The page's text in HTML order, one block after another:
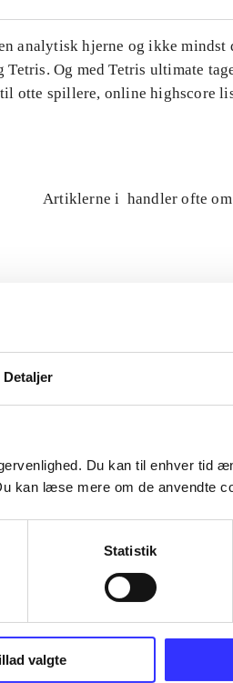
Detaljer
Du kan til enhver tid
kan læse mere om de anvendte
Statistik
valgte
analytisk hjerne og ikke mindst
Og med Tetris ultimate
otte spillere, online highscore
Artiklerne i handler ofte om